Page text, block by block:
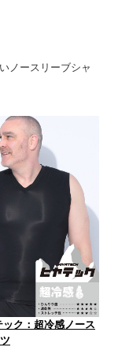
ノースリーブシャ
ック：超冷感ノース